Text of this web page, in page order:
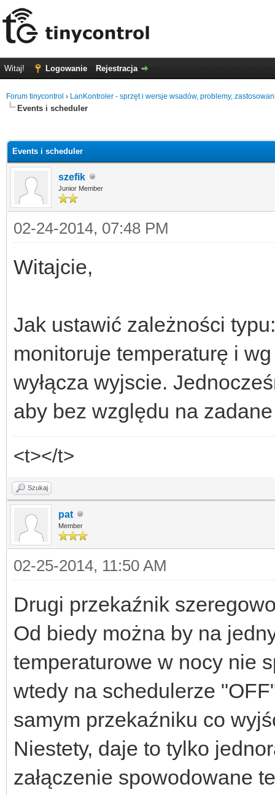
Witaj! Logowanie Rejestracja
Forum tinycontrol › LanKontroler - sprzęt i wersje wsadów, problemy,
Events i scheduler
Events i scheduler
szefik
Junior Member
02-24-2014, 07:48 PM
Witajcie,
Jak ustawić zależności
monitoruje temperaturę i
wyłącza wyjscie.
aby bez względu na
<t></t>
Szukaj
pat
Member
02-25-2014, 11:50 AM
Drugi przekaźnik
Od biedy można by na
temperaturowe w nocy nie
wtedy na schedulerze
samym przekaźniku co
Niestety, daje to tylko
załączenie spowodowane